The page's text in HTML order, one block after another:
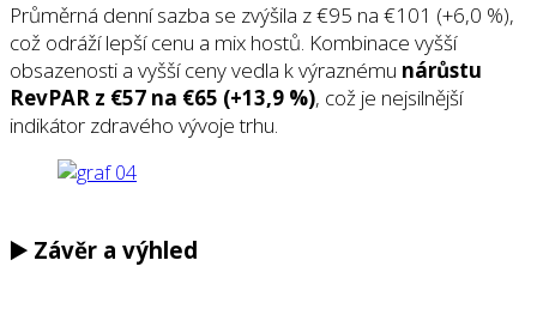
Průměrná denní sazba se zvýšila z €95 na €101 (+6,0 %),
což odráží lepší cenu a mix hostů. Kombinace vyšší
obsazenosti a vyšší ceny vedla k výraznému nárůstu
RevPAR z €57 na €65 (+13,9 %), což je nejsilnější
indikátor zdravého vývoje trhu.
▶️ Závěr a výhled